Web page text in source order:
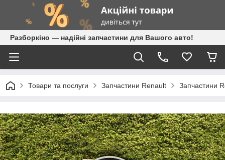
Разборкіно — надійні запчастини для Вашого авто!
Товари та послуги Запчастини Renault Запчастини